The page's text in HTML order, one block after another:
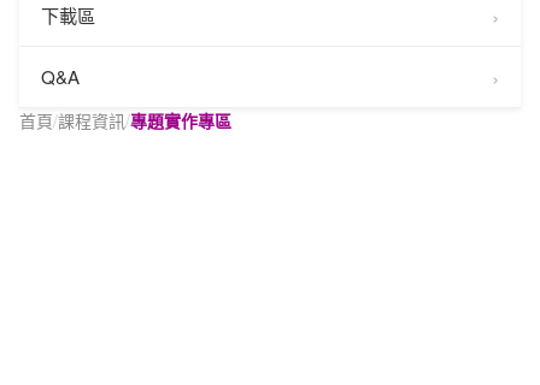
下載區
Q&A
首頁/課程資訊/專題實作專區